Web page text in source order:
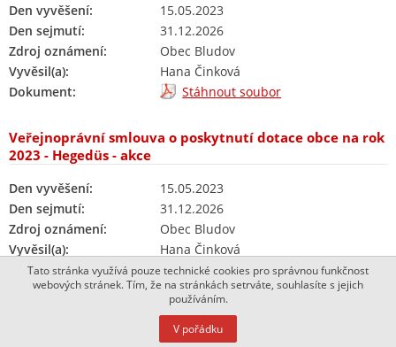
Den vyvěšení:
15.05.2023
Den sejmutí:
31.12.2026
Zdroj oznámení:
Obec Bludov
Vyvěsil(a):
Hana Činková
Dokument:
Stáhnout soubor
Veřejnoprávní smlouva o poskytnutí dotace obce na rok
2023 - Hegedüs - akce
Den vyvěšení:
15.05.2023
Den sejmutí:
31.12.2026
Zdroj oznámení:
Obec Bludov
Vyvěsil(a):
Hana Činková
Dokument:
Stáhnout soubor
Veřejnoprávní smlouva o poskytnutí dotace obce na rok
Tato stránka využívá pouze technické cookies pro správnou funkčnost
webových stránek. Tím, že na stránkách setrváte, souhlasíte s jejich
používáním.
V pořádku